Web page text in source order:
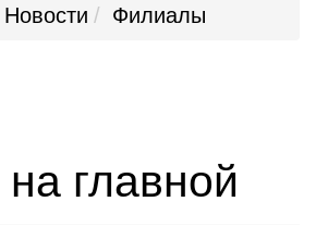
Новости Филиалы
главной